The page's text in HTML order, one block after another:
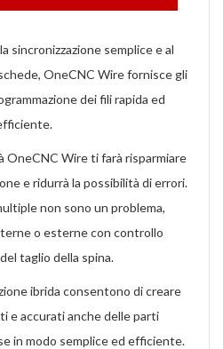
sincronizzazione semplice e al
OneCNC Wire fornisce gli
dei fili rapida ed
Wire ti farà risparmiare
e ridurrà la possibilità di errori.
non sono un problema,
o esterne con controllo
taglio della spina.
ibrida consentono di creare
e accurati anche delle parti
in modo semplice ed efficiente.